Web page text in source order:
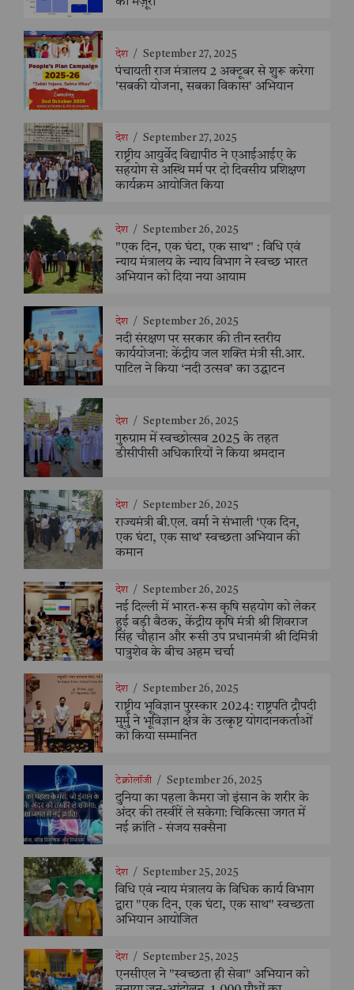
देश / September 27, 2025
पंचायती राज मंत्रालय 2 अक्टूबर से शुरू करेगा
'सबकी योजना, सबका विकास' अभियान
देश / September 27, 2025
राष्ट्रीय आयुर्वेद विद्यापीठ ने एआईआईए के
सहयोग से अस्थि मर्म पर दो दिवसीय प्रशिक्षण
कार्यक्रम आयोजित किया
देश / September 26, 2025
"एक दिन, एक घंटा, एक साथ" : विधि एवं
न्याय मंत्रालय के न्याय विभाग ने स्वच्छ भारत
अभियान को दिया नया आयाम
देश / September 26, 2025
नदी संरक्षण पर सरकार की तीन स्तरीय
कार्ययोजना: केंद्रीय जल शक्ति मंत्री सी.आर.
पाटिल ने किया ‘नदी उत्सव’ का उद्घाटन
देश / September 26, 2025
गुरुग्राम में स्वच्छोत्सव 2025 के तहत
डीसीपीसी अधिकारियों ने किया श्रमदान
देश / September 26, 2025
राज्यमंत्री बी.एल. वर्मा ने संभाली ‘एक दिन,
एक घंटा, एक साथ’ स्वच्छता अभियान की
कमान
देश / September 26, 2025
नई दिल्ली में भारत-रूस कृषि सहयोग को लेकर
हुई बड़ी बैठक, केंद्रीय कृषि मंत्री श्री शिवराज
सिंह चौहान और रूसी उप प्रधानमंत्री श्री दिमित्री
पात्रुशेव के बीच अहम चर्चा
देश / September 26, 2025
राष्ट्रीय भूविज्ञान पुरस्कार 2024: राष्ट्रपति द्रौपदी
मुर्मु ने भूविज्ञान क्षेत्र के उत्कृष्ट योगदानकर्ताओं
को किया सम्मानित
टेक्नोलॉजी / September 26, 2025
दुनिया का पहला कैमरा जो इंसान के शरीर के
अंदर की तस्वीरें ले सकेगा: चिकित्सा जगत में
नई क्रांति - संजय सक्सैना
देश / September 25, 2025
विधि एवं न्याय मंत्रालय के विधिक कार्य विभाग
द्वारा "एक दिन, एक घंटा, एक साथ" स्वच्छता
अभियान आयोजित
देश / September 25, 2025
एनसीएल ने "स्वच्छता ही सेवा" अभियान को